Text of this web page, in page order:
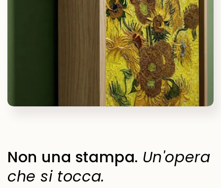
Non una stampa. Un'opera
che si tocca.